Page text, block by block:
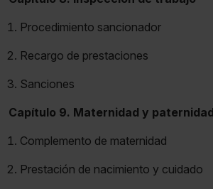
Procedimiento sancionador
Recargo de prestaciones
Sanciones
Capítulo 9. Maternidad y paternidad
Complemento de maternidad
Prestación de nacimiento y cuidado